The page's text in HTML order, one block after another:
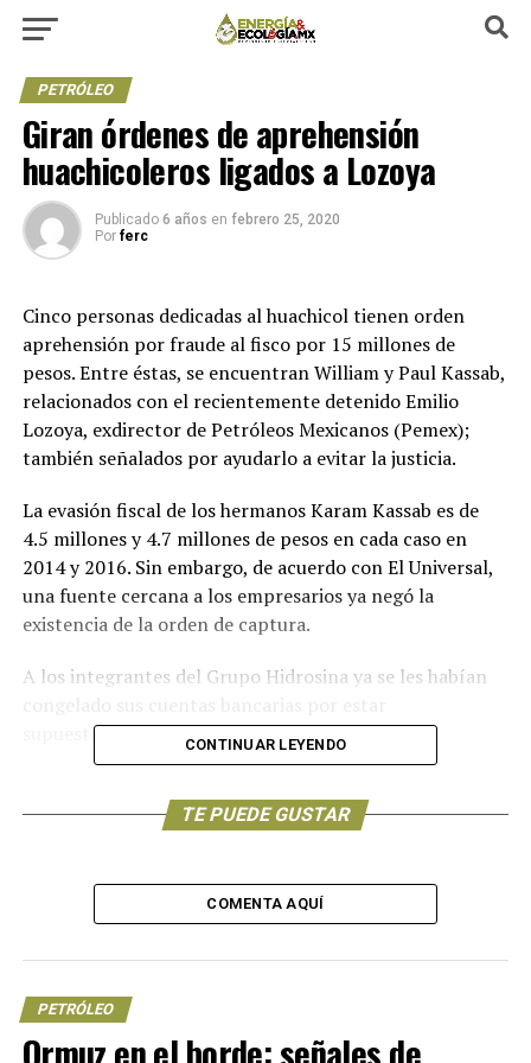
PETRÓLEO
Giran órdenes de aprehensión
huachicoleros ligados a Lozoya
Publicado 6 años en febrero 25, 2020
Por ferc
Cinco personas dedicadas al huachicol tienen orden
aprehensión por fraude al fisco por 15 millones de
pesos. Entre éstas, se encuentran William y Paul Kassab,
relacionados con el recientemente detenido Emilio
Lozoya, exdirector de Petróleos Mexicanos (Pemex);
también señalados por ayudarlo a evitar la justicia.
La evasión fiscal de los hermanos Karam Kassab es de
4.5 millones y 4.7 millones de pesos en cada caso en
2014 y 2016. Sin embargo, de acuerdo con El Universal,
una fuente cercana a los empresarios ya negó la
existencia de la orden de captura.
A los integrantes del Grupo Hidrosina ya se les habían
supuestamente involucrados en el huachicol.
León Trauwitz, exdirigente de seguridad de ductos de
ya se le habían congelado sus cuentas bancarias y se le
busca por no enterar al SAT, 3.5 millones de pesos en
2014.
León Trauwitz, quien también llegó a ser el encargado
de la seguridad de Enrique Peña Nieto cuando era
CONTINUAR LEYENDO
TE PUEDE GUSTAR
COMENTA AQUÍ
PETRÓLEO
Ormuz en el borde: señales de